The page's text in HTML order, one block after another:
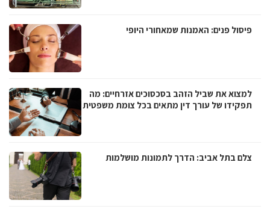
פיסול פנים: האמנות שמאחורי היופי
למצוא את שביל הזהב בסכסוכים אזרחיים: מה
תפקידו של עורך דין מתאים בכל צומת משפטית
צלם בתל אביב: הדרך לתמונות מושלמות